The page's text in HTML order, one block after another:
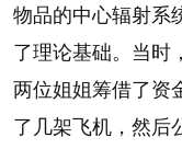
物品的中心辐射系
了理论基础。当时
两位姐姐筹借了资
了几架飞机，然后